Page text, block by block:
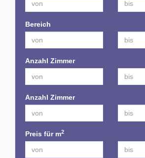
Bereich
Anzahl Zimmer
Anzahl Zimmer
Preis für m2